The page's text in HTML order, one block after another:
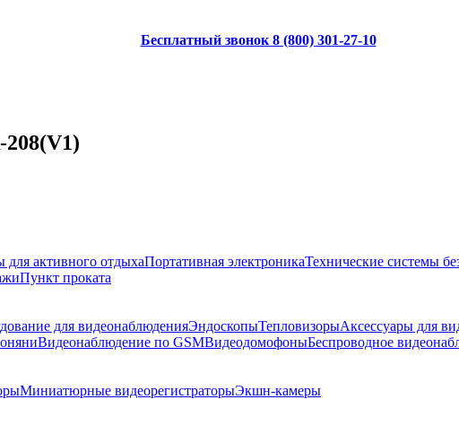
Бесплатный звонок 8 (800) 301-27-10
для активного отдыхаПортативная электроникаТехнические системы
Пункт проката
для видеонаблюденияЭндоскопыТепловизорыАксессуары для
Видеонаблюдение по GSMВидеодомофоныБеспроводное
Миниатюрные видеорегистраторыЭкшн-камеры